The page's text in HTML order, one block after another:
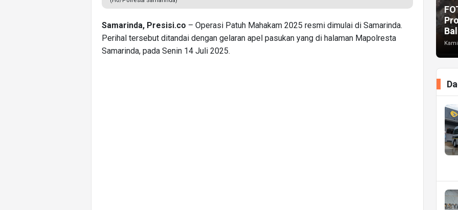
Samarinda, Presisi.co – Operasi Patuh Mahakam 2025 resmi dimulai di Samarinda.
Perihal tersebut ditandai dengan gelaran apel pasukan yang di halaman Mapolresta
Samarinda, pada Senin 14 Juli 2025.